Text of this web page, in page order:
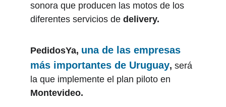
sonora que producen las motos de los
diferentes servicios de delivery.
PedidosYa, una de las empresas
más importantes de Uruguay, será
la que implemente el plan piloto en
Montevideo.